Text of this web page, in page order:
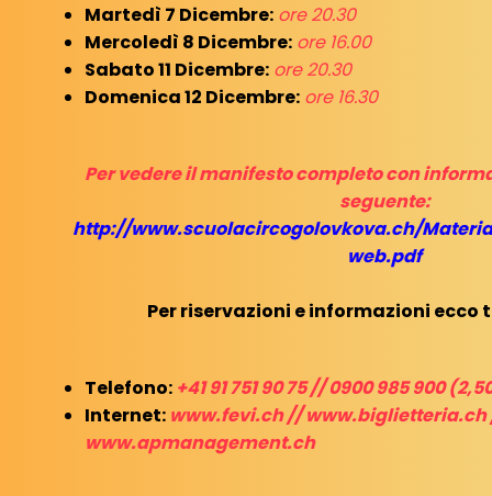
Martedì 7 Dicembre: ore 20.30
Mercoledì 8 Dicembre: ore 16.00
Sabato 11 Dicembre: ore 20.30
Domenica 12 Dicembre: ore 16.30
Per vedere il manifesto completo con
seguente:
http://www.scuolacircogolovkova.ch/
web.pdf
Per riservazioni e informazioni
Telefono: +41 91 751 90 75 // 0900 985 900
Internet: www.fevi.ch//www.biglietteria.ch
www.apmanagement.ch